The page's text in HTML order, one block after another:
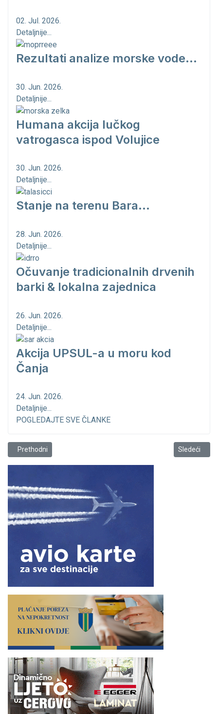
02. Jul. 2026.
Detaljnije...
Rezultati analize morske vode...
30. Jun. 2026.
Detaljnije...
Humana akcija lučkog
vatrogasca ispod Volujice
30. Jun. 2026.
Detaljnije...
Stanje na terenu Bara...
28. Jun. 2026.
Detaljnije...
Očuvanje tradicionalnih drvenih
barki & lokalna zajednica
26. Jun. 2026.
Detaljnije...
Akcija UPSUL-a u moru kod
Čanja
24. Jun. 2026.
Detaljnije...
POGLEDAJTE SVE ČLANKE
Prethodni članak: Primiče se kraj nautičke sezone
Prethodni Sledeći
Sledeći